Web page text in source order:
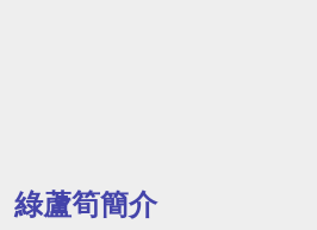
綠蘆筍簡介